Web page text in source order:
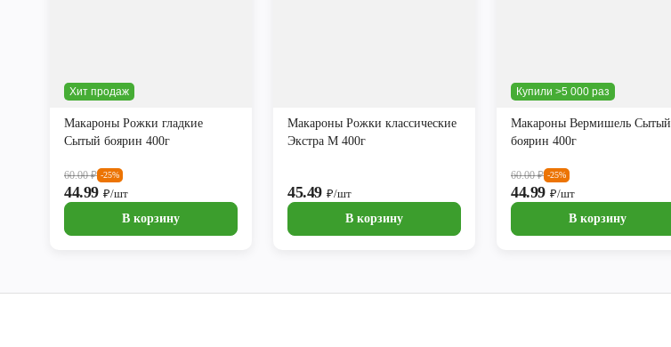
Хит продаж
Макароны Рожки гладкие
Сытый боярин 400г
60.00₽ -25%
44.99 ₽/шт
В корзину
Макароны Рожки классические
Экстра М 400г
45.49 ₽/шт
В корзину
Купили >5 000 раз
Макароны Вермишель Сытый
боярин 400г
60.00₽ -25%
44.99 ₽/шт
В корзину